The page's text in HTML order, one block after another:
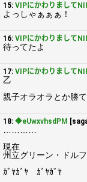
15: VIPにかわりまして
よっしゃぁぁぁ！
16: VIPにかわりまして
待ってたよ
17: VIPにかわりまして
乙
親子オラオラとか勝
18: ◆eUwxvhsdPM
現在
州立グリーン・ドル
ｶﾞﾔｶﾞﾔ ｶﾞﾔｶﾞﾔ